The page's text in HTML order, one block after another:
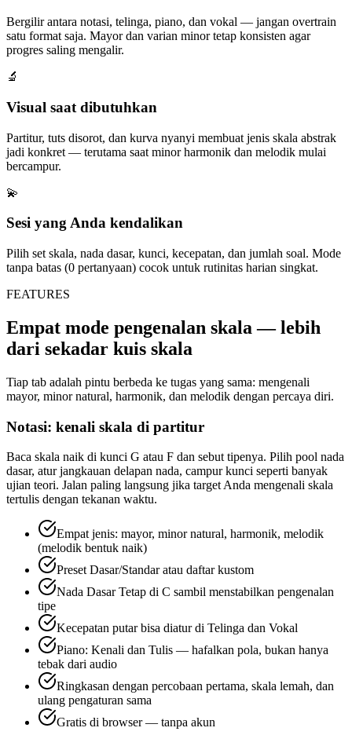
Bergilir antara notasi, telinga, piano, dan vokal — jangan overtrain
satu format saja. Mayor dan varian minor tetap konsisten agar
progres saling mengalir.
🔬
Visual saat dibutuhkan
Partitur, tuts disorot, dan kurva nyanyi membuat jenis skala abstrak
jadi konkret — terutama saat minor harmonik dan melodik mulai
bercampur.
💫
Sesi yang Anda kendalikan
Pilih set skala, nada dasar, kunci, kecepatan, dan jumlah soal. Mode
tanpa batas (0 pertanyaan) cocok untuk rutinitas harian singkat.
FEATURES
Empat mode pengenalan skala — lebih
dari sekadar kuis skala
Tiap tab adalah pintu berbeda ke tugas yang sama: mengenali
mayor, minor natural, harmonik, dan melodik dengan percaya diri.
Notasi: kenali skala di partitur
Baca skala naik di kunci G atau F dan sebut tipenya. Pilih pool nada
dasar, atur jangkauan delapan nada, campur kunci seperti banyak
ujian teori. Jalan paling langsung jika target Anda mengenali skala
tertulis dengan tekanan waktu.
Empat jenis: mayor, minor natural, harmonik, melodik
(melodik bentuk naik)
Preset Dasar/Standar atau daftar kustom
Nada Dasar Tetap di C sambil menstabilkan pengenalan
tipe
Kecepatan putar bisa diatur di Telinga dan Vokal
Piano: Kenali dan Tulis — hafalkan pola, bukan hanya
tebak dari audio
Ringkasan dengan percobaan pertama, skala lemah, dan
ulang pengaturan sama
Gratis di browser — tanpa akun